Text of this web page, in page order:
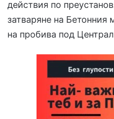
действия по
затваряне на Бетонния
на пробива под